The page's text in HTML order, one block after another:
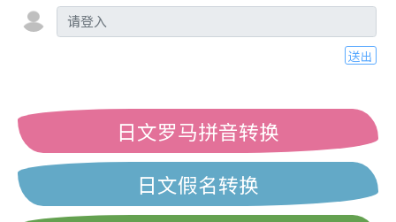
送出
日文罗马拼音转换
日文假名转换